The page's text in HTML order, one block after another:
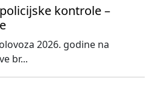
kontrole –
2026. godine na
br...